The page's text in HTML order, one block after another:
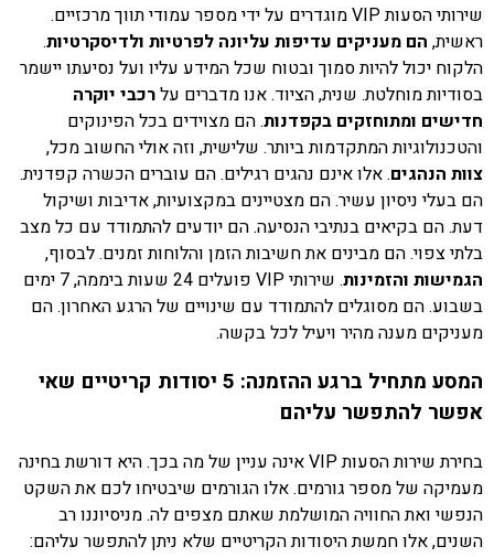
שירותי הסעות VIP מוגדרים על ידי מספר עמודי תווך מרכזיים.
ראשית, הם מעניקים עדיפות עליונה לפרטיות ולדיסקרטיות.
הלקוח יכול להיות סמוך ובטוח שכל המידע עליו ועל נסיעתו יישמר
בסודיות מוחלטת. שנית, הציוד. אנו מדברים עלרכבי יוקרה
חדישים ומתוחזקים בקפדנות. הם מצוידים בכל הפינוקים
והטכנולוגיות המתקדמות ביותר. שלישית, וזה אולי החשוב מכל,
צוות הנהגים. אלו אינם נהגים רגילים. הם עוברים הכשרה קפדנית.
הם בעלי ניסיון עשיר. הם מצטיינים במקצועיות, אדיבות ושיקול
דעת. הם בקיאים בנתיבי הנסיעה. הם יודעים להתמודד עם כל מצב
בלתי צפוי. הם מבינים את חשיבות הזמן והלוחות זמנים. לבסוף,
הגמישות והזמינות
. שירותי VIP פועלים 24 שעות ביממה, 7 ימים
בשבוע. הם מסוגלים להתמודד עם שינויים של הרגע האחרון. הם
מעניקים מענה מהיר ויעיל לכל בקשה.
המסע מתחיל ברגע ההזמנה: 5 יסודות קריטיים שאי
אפשר להתפשר עליהם
בחירת שירות הסעות VIP אינה עניין של מה בכך. היא דורשת בחינה
מעמיקה של מספר גורמים. אלו הגורמים שיבטיחו לכם את השקט
הנפשי ואת החוויה המושלמת שאתם מצפים לה. מניסיוננו רב
השנים, אלו חמשת היסודות הקריטיים שלא ניתן להתפשר עליהם: